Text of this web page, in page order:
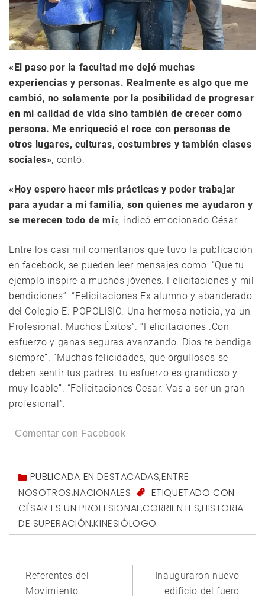
«El paso por la facultad me dejó muchas
experiencias y personas. Realmente es algo que me
cambió, no solamente por la posibilidad de progresar
en mi calidad de vida sino también de crecer como
persona. Me enriqueció el roce con personas de
otros lugares, culturas, costumbres y también clases
sociales», contó.
«Hoy espero hacer mis prácticas y poder trabajar
para ayudar a mi familia, son quienes me ayudaron y
se merecen todo de mí«, indicó emocionado César.
Entre los casi mil comentarios que tuvo la publicación
en facebook, se pueden leer mensajes como: “Que tu
ejemplo inspire a muchos jóvenes. Felicitaciones y mil
bendiciones”. “Felicitaciones Ex alumno y abanderado
del Colegio E. POPOLISIO. Una hermosa noticia, ya un
Profesional. Muchos Éxitos”. “Felicitaciones .Con
esfuerzo y ganas seguras avanzando. Dios te bendiga
siempre”. “Muchas felicidades, que orgullosos se
deben sentir tus padres, tu esfuerzo es grandioso y
muy loable”. “Felicitaciones Cesar. Vas a ser un gran
profesional”.
Comentar con Facebook
PUBLICADA ENDESTACADAS,ENTRE
NOSOTROS,NACIONALES
ETIQUETADO CON
CÉSAR ES UN PROFESIONAL,CORRIENTES,HISTORIA
DE SUPERACIÓN,KINESIÓLOGO
Navegación
Referentes del
Movimiento
Inauguraron nuevo
edificio del fuero